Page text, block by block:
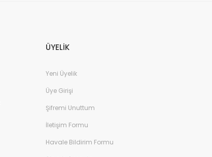
ÜYELİK
Yeni Üyelik
Üye Girişi
Şifremi Unuttum
İletişim Formu
Havale Bildirim Formu